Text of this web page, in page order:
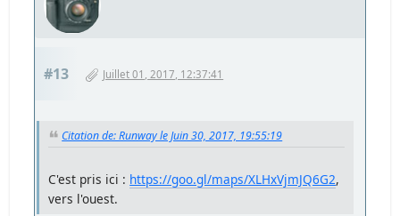
#13 Juillet 01, 2017, 12:37:41
Citation de: Runway le Juin 30, 2017, 19:55:19
C'est pris ici : https://goo.gl/maps/XLHxVjmJQ6G2,
vers l'ouest.